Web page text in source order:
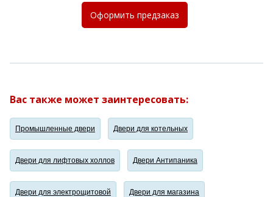
Оформить предзаказ
Вас также может заинтересовать:
Промышленные двери Двери для котельных
Двери для лифтовых холлов Двери Антипаника
Двери для электрощитовой Двери для магазина